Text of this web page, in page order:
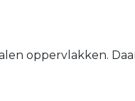
oppervlakken.